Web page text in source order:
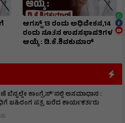
ಆಗಸ್ಟ್ 13 ರಂದು ಅಧಿವೇಶನ,14
ರಂದು ನೂತನ ಉಪಸಭಾಪತಿಗಳ
ಆಯ್ಕೆ : ಡಿ.ಕೆ.ಶಿವಕುಮಾರ್
ಬೆನ್ನಲ್ಲೇ ಕಾಂಗ್ರೆಸ್ʼನಲ್ಲಿ ಅಸಮಾಧಾನ :
ಬಹಿರಂಗ ಪತ್ರ ಬರೆದ ಕಾರ್ಯಕರ್ತರು